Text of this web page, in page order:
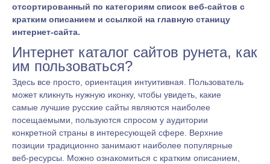
отсортированный по категориям список веб-сайтов с
кратким описанием и ссылкой на главную станицу
интернет-сайта.
Интернет каталог сайтов рунета, как
им пользоваться?
Здесь все просто, ориентация интуитивная. Пользователь
может кликнуть нужную иконку, чтобы увидеть, какие
самые лучшие русские сайты являются наиболее
посещаемыми, пользуются спросом у аудитории
конкретной страны в интересующей сфере. Верхние
позиции традиционно занимают наиболее популярные
веб-ресурсы. Можно ознакомиться с кратким описанием,